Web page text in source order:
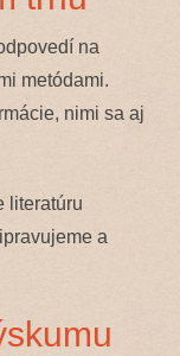
na
metódami.
nimi sa aj
literatúru
a